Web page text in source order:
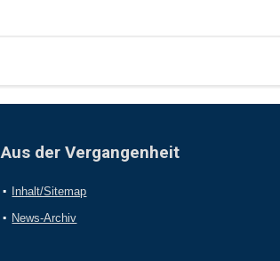
Aus der Vergangenheit
Inhalt/Sitemap
News-Archiv